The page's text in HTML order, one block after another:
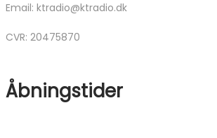
Email: ktradio@ktradio.dk
CVR: 20475870
Åbningstider